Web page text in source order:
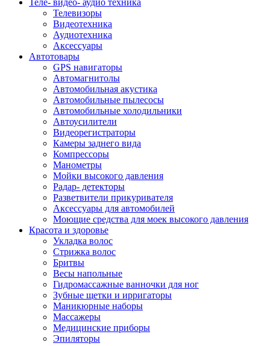
Теле- видео- аудио техника
Телевизоры
Видеотехника
Аудиотехника
Аксессуары
Автотовары
GPS навигаторы
Автомагнитолы
Автомобильная акустика
Автомобильные пылесосы
Автомобильные холодильники
Автоусилители
Видеорегистраторы
Камеры заднего вида
Компрессоры
Манометры
Мойки высокого давления
Радар- детекторы
Разветвители прикуривателя
Аксессуары для автомобилей
Моющие средства для моек высокого давления
Красота и здоровье
Укладка волос
Стрижка волос
Бритвы
Весы напольные
Гидромассажные ванночки для ног
Зубные щетки и ирригаторы
Маникюрные наборы
Массажеры
Медицинские приборы
Эпиляторы